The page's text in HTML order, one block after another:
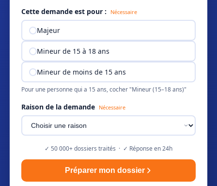
Cette demande est pour : Nécessaire
Majeur
Mineur de 15 à 18 ans
Mineur de moins de 15 ans
Pour une personne qui a 15 ans, cocher "Mineur (15–18 ans)"
Raison de la demande Nécessaire
✓ 50 000+ dossiers traités · ✓ Réponse en 24h
Préparer mon dossier